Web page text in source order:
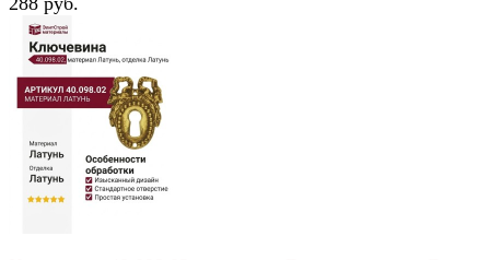
избранное сравнить